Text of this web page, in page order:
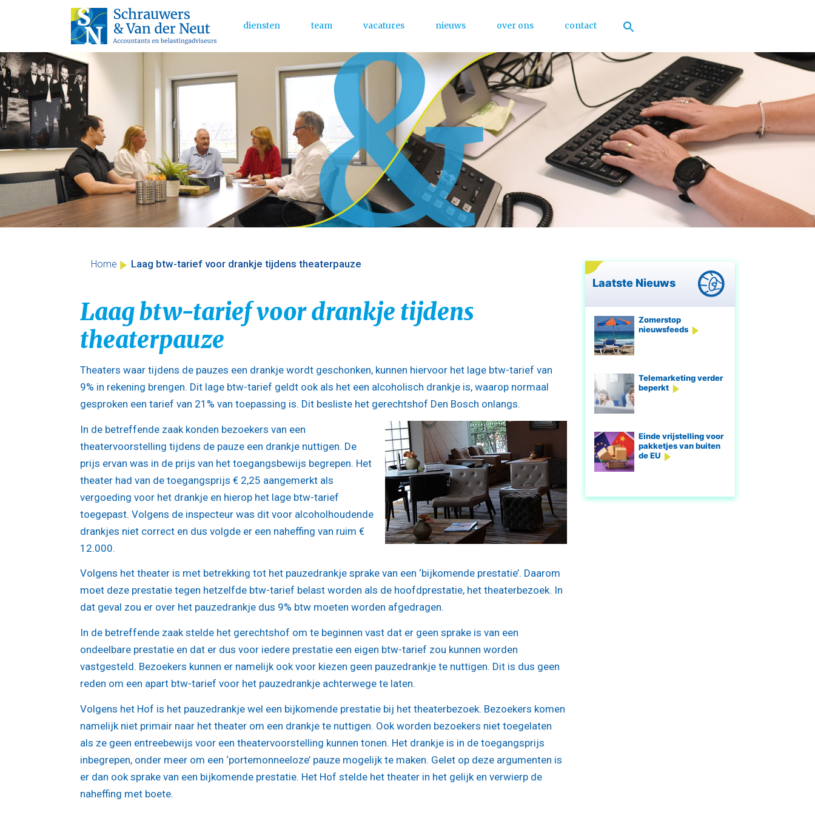
Skip
to
content
Main Menu
diensten team vacatures nieuws over ons contact
Home Laag btw-tarief voor drankje tijdens theaterpauze
Laag btw-tarief voor drankje tijdens
theaterpauze
Theaters waar tijdens de pauzes een drankje wordt geschonken, kunnen hiervoor het lage btw-tarief van
9% in rekening brengen. Dit lage btw-tarief geldt ook als het een alcoholisch drankje is, waarop normaal
gesproken een tarief van 21% van toepassing is. Dit besliste het gerechtshof Den Bosch onlangs.
In de betreffende zaak konden bezoekers van een
theatervoorstelling tijdens de pauze een drankje nuttigen. De
prijs ervan was in de prijs van het toegangsbewijs begrepen. Het
theater had van de toegangsprijs € 2,25 aangemerkt als
vergoeding voor het drankje en hierop het lage btw-tarief
toegepast. Volgens de inspecteur was dit voor alcoholhoudende
drankjes niet correct en dus volgde er een naheffing van ruim €
12.000.
Volgens het theater is met betrekking tot het pauzedrankje sprake van een ‘bijkomende prestatie’. Daarom
moet deze prestatie tegen hetzelfde btw-tarief belast worden als de hoofdprestatie, het theaterbezoek. In
dat geval zou er over het pauzedrankje dus 9% btw moeten worden afgedragen.
In de betreffende zaak stelde het gerechtshof om te beginnen vast dat er geen sprake is van een
ondeelbare prestatie en dat er dus voor iedere prestatie een eigen btw-tarief zou kunnen worden
vastgesteld. Bezoekers kunnen er namelijk ook voor kiezen geen pauzedrankje te nuttigen. Dit is dus geen
reden om een apart btw-tarief voor het pauzedrankje achterwege te laten.
Volgens het Hof is het pauzedrankje wel een bijkomende prestatie bij het theaterbezoek. Bezoekers komen
namelijk niet primair naar het theater om een drankje te nuttigen. Ook worden bezoekers niet toegelaten
als ze geen entreebewijs voor een theatervoorstelling kunnen tonen. Het drankje is in de toegangsprijs
inbegrepen, onder meer om een ‘portemonneeloze’ pauze mogelijk te maken. Gelet op deze argumenten is
er dan ook sprake van een bijkomende prestatie. Het Hof stelde het theater in het gelijk en verwierp de
naheffing met boete.
Laatste Nieuws
Zomerstop
nieuwsfeeds
Telemarketing verder
beperkt
Einde vrijstelling voor
pakketjes van buiten
de EU